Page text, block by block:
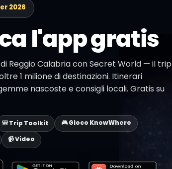
2026
l'app gratis
Reggio Calabria con Secret World — il trip
1 milione di destinazioni. Itinerari
nascoste e consigli locali. Gratis su
🎒 Trip Toolkit
🎮 Gioco KnowWhere
📹 Video